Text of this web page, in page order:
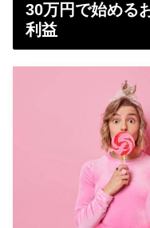
30万円で始める
利益